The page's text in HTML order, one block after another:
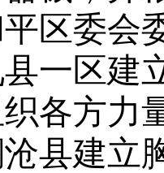
区委会
一区建
各方力
县建立